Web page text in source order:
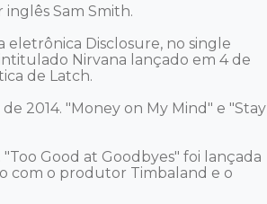
Sam Smith.
Disclosure, no single
Nirvana lançado em 4 de
de Latch.
2014. "Money on My Mind" e "Stay
Good at Goodbyes" foi lançada
com o produtor Timbaland e o